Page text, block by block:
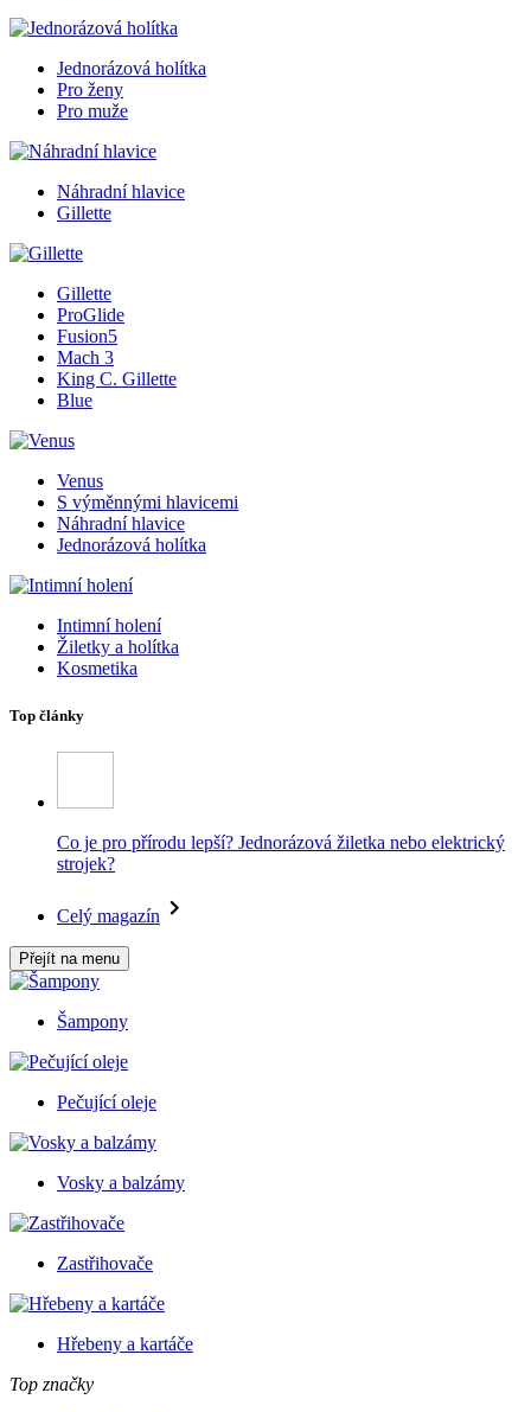
Jednorázová holítka
Pro ženy
Pro muže
Náhradní hlavice
Gillette
Gillette
ProGlide
Fusion5
Mach 3
King C. Gillette
Blue
Venus
S výměnnými hlavicemi
Náhradní hlavice
Jednorázová holítka
Intimní holení
Žiletky a holítka
Kosmetika
Top články
Co je pro přírodu lepší? Jednorázová žiletka nebo elektrický
strojek?
Celý magazín
Přejít na menu
Šampony
Pečující oleje
Vosky a balzámy
Zastřihovače
Hřebeny a kartáče
Top značky